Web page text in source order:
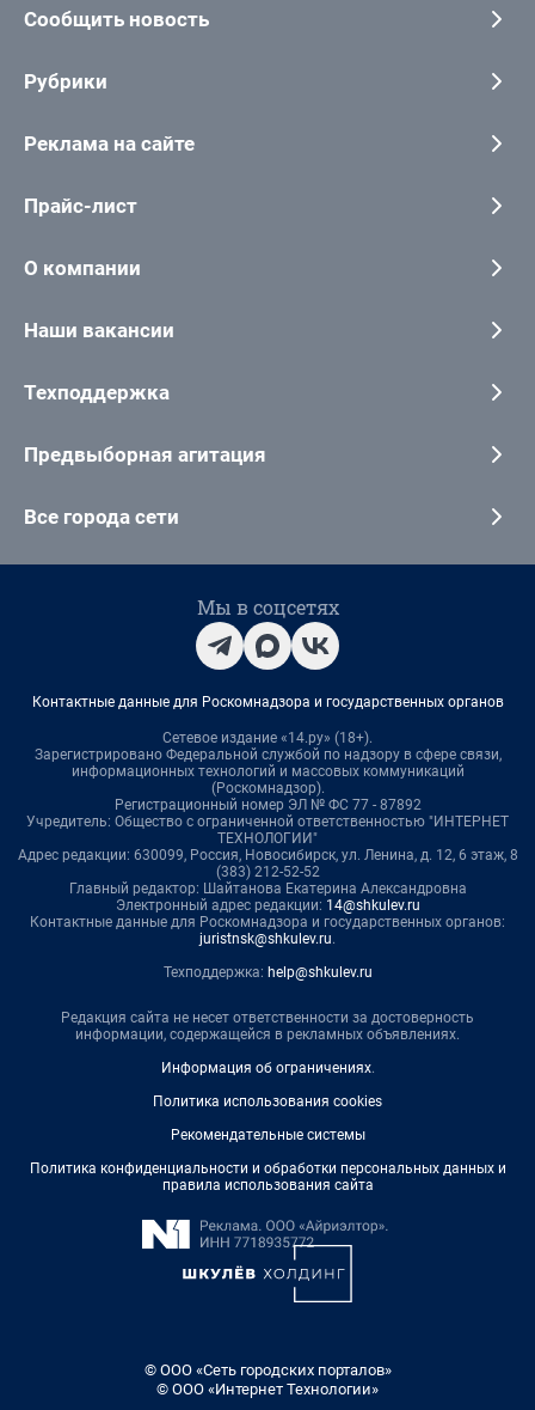
Сообщить новость
Рубрики
Реклама на сайте
Прайс-лист
О компании
Наши вакансии
Техподдержка
Предвыборная агитация
Все города сети
Мы в соцсетях
Контактные данные для Роскомнадзора и государственных органов
Сетевое издание «14.ру» (18+).
Зарегистрировано Федеральной службой по надзору в сфере связи,
информационных технологий и массовых коммуникаций
(Роскомнадзор).
Регистрационный номер ЭЛ № ФС 77 - 87892
Учредитель: Общество с ограниченной ответственностью "ИНТЕРНЕТ
ТЕХНОЛОГИИ"
Адрес редакции: 630099, Россия, Новосибирск, ул. Ленина, д. 12, 6 этаж, 8
(383) 212-52-52
Главный редактор: Шайтанова Екатерина Александровна
Электронный адрес редакции: 14@shkulev.ru
Контактные данные для Роскомнадзора и государственных органов:
juristnsk@shkulev.ru.
Техподдержка: help@shkulev.ru
Редакция сайта не несет ответственности за достоверность
информации, содержащейся в рекламных объявлениях.
Информация об ограничениях.
Политика использования cookies
Рекомендательные системы
Политика конфиденциальности и обработки персональных данных и
правила использования сайта
© ООО «Сеть городских порталов»
© ООО «Интернет Технологии»